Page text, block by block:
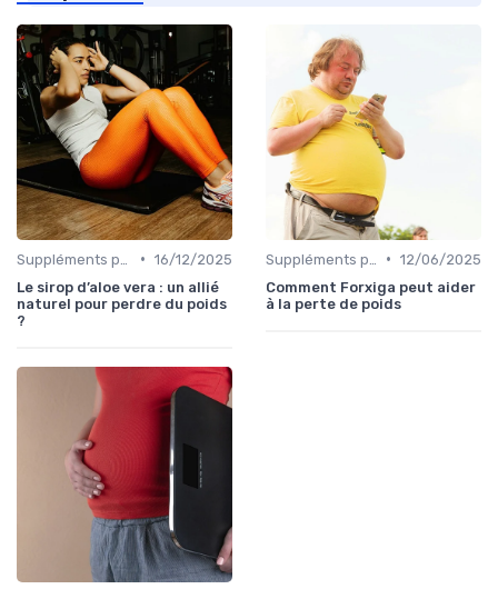
• 16/12/2025
Le sirop d’aloe vera : un allié
naturel pour perdre du poids
?
• 12/06/2025
Comment Forxiga peut aider
à la perte de poids